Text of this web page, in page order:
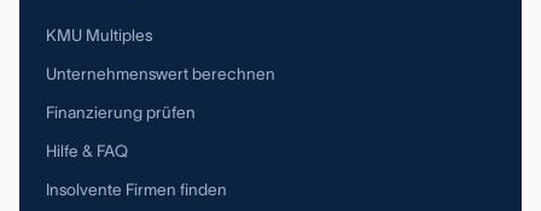
KMU Multiples
Unternehmenswert berechnen
Finanzierung prüfen
Hilfe & FAQ
Insolvente Firmen finden